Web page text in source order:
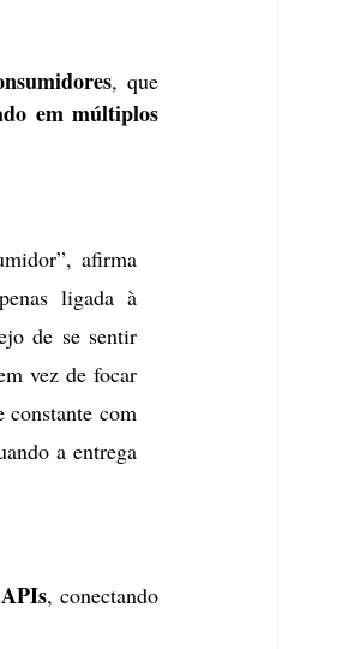
, que
em múltiplos
ligada à
de se sentir
vez de focar
constante com
a entrega
APIs, conectando